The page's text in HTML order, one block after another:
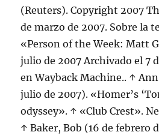
(Reuters). Copyright 2007
de marzo de 2007. Sobre la
«Person of the Week: Matt
julio de 2007 Archivado el 7
en Wayback Machine.. ↑
julio de 2007). «Homer’s
odyssey». ↑ «Club Crest».
↑ Baker, Bob (16 de febrero